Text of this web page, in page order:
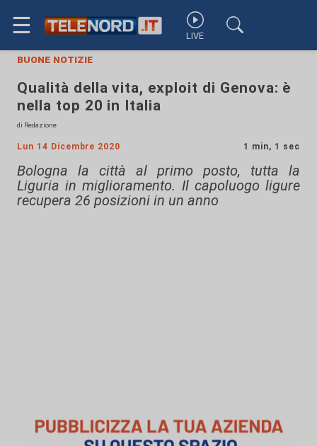
☰ LIVE
buone notizie
Qualità della vita, exploit di Genova: è
nella top 20 in Italia
di Redazione
Lun 14 Dicembre 2020 1 min, 1 sec
Bologna la città al primo posto, tutta la
Liguria in miglioramento. Il capoluogo ligure
recupera 26 posizioni in un anno